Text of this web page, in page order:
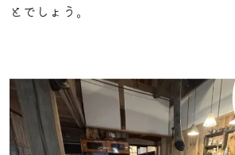
とでしょう。